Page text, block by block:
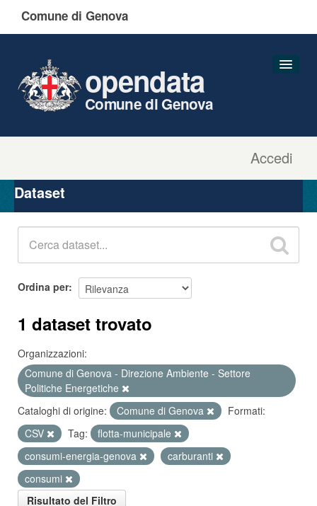
Comune di Genova
Accedi
opendata
Comune di Genova
Organizzazioni
Gruppi
Dataset
Ordina per
1 dataset trovato
Organizzazioni:
Comune di Genova - Direzione Ambiente - Settore
Politiche Energetiche
Cataloghi di origine:
Comune di Genova
Formati:
CSV
Tag:
flotta-municipale
consumi-energia-genova
carburanti
consumi
Risultato del Filtro